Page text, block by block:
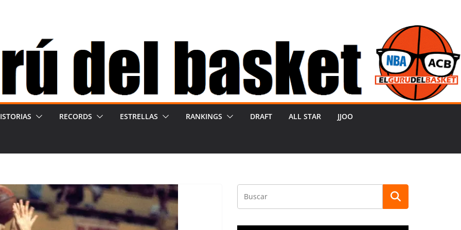
RECORDS ESTRELLAS RANKINGS DRAFT ALL STAR JJOO